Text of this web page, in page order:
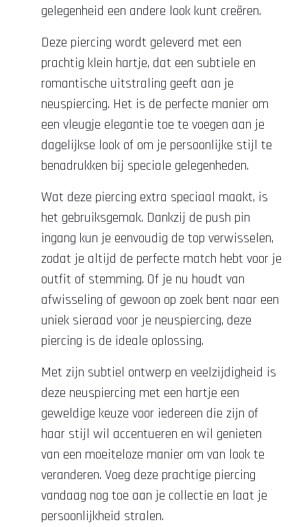
gelegenheid een andere look kunt creëren.
Deze piercing wordt geleverd met een
prachtig klein hartje, dat een subtiele en
romantische uitstraling geeft aan je
neuspiercing. Het is de perfecte manier om
een vleugje elegantie toe te voegen aan je
dagelijkse look of om je persoonlijke stijl te
benadrukken bij speciale gelegenheden.
Wat deze piercing extra speciaal maakt, is
het gebruiksgemak. Dankzij de push pin
ingang kun je eenvoudig de top verwisselen,
zodat je altijd de perfecte match hebt voor je
outfit of stemming. Of je nu houdt van
afwisseling of gewoon op zoek bent naar een
uniek sieraad voor je neuspiercing, deze
piercing is de ideale oplossing.
Met zijn subtiel ontwerp en veelzijdigheid is
deze neuspiercing met een hartje een
geweldige keuze voor iedereen die zijn of
haar stijl wil accentueren en wil genieten
van een moeiteloze manier om van look te
veranderen. Voeg deze prachtige piercing
vandaag nog toe aan je collectie en laat je
persoonlijkheid stralen.